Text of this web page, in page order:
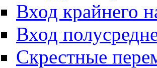
Вход крайнего
Вход
Скрестные